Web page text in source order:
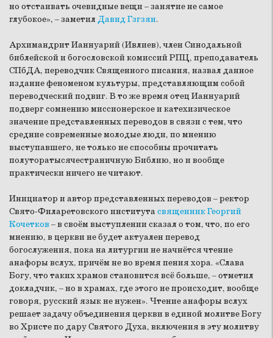
но отстаивать очевидные вещи – занятие не самое
глубокое», – заметилДавид Гзгзян.
Архимандрит Ианнуарий (Ивлиев), член Синодальной
библейской и богословской комиссий РПЦ, преподаватель
СПбДА, переводчик Священного писания, назвал данное
издание феноменом культуры, представляющим собой
переводческий подвиг. В то же время отец Ианнуарий
подверг сомнению миссионерское и катехизическое
значение представленных переводов в связи с тем, что
средние современные молодые люди, по мнению
выступавшего, не только не способны прочитать
полуторатысячестраничную Библию, но и вообще
практически ничего не читают.
Инициатор и автор представленных переводов – ректор
Свято-Филаретовского институтасвященник Георгий
Кочетков – в своём выступлении сказал о том, что, по его
мнению, в церкви не будет актуален перевод
богослужения, пока на литургии не начнётся чтение
анафоры вслух, причём не во время пения хора. «Слава
Богу, что таких храмов становится всё больше, – отметил
докладчик, – но в храмах, где этого не происходит, вообще
говоря, русский язык не нужен». Чтение анафоры вслух
решает задачу объединения церкви в единой молитве Богу
во Христе по дару Святого Духа, включения в эту молитву